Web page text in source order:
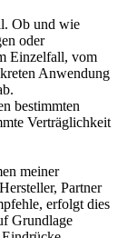
Ob und wie
oder
Einzelfall, vom
Anwendung
bestimmten
Verträglichkeit
meiner
Partner
erfolgt dies
Grundlage